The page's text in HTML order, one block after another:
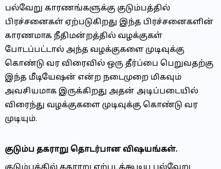
பல்வேறு காரணங்களுக்கு குடும்பத்தில்
பிரச்சனைகள் ஏற்படுகிறது இந்த பிரச்சனைகளின்
காரணமாக நீதிமன்றத்தில் வழக்குகள்
போடப்பட்டால் அந்த வழக்குகளை முடிவுக்கு
கொண்டு வர விரைவில் ஒரு தீர்ப்பை பெறுவதற்கு
இந்த மீடியேஷன் என்ற நடைமுறை மிகவும்
அவசியமாக இருக்கிறது அதன் அடிப்படையில்
விரைந்து வழக்குகளை முடிவுக்கு கொண்டு வர
முடியும்.
குடும்ப தகராறு தொடர்பான விஷயங்கள்.